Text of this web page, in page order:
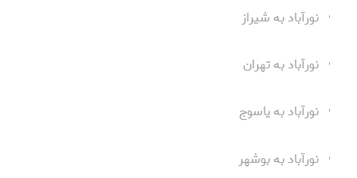
نورآباد به شیراز
نورآباد به تهران
نورآباد به یاسوج
نورآباد به بوشهر